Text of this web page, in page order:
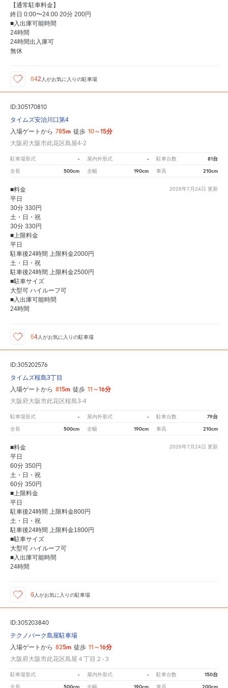
【通常駐車料金】
終日 0:00〜24:00 20分 200円
■入出庫可能時間
24時間
24時間出入庫可
無休
842 人がお気に入りの駐車場
ID:305170810
タイムズ安治川口第4
入場ゲートから 785m 徒歩 10～15分
大阪府大阪市此花区島屋4-2
駐車場形式 - 屋内外形式 - 駐車台数 81台
全長 500cm 全幅 190cm 車高 210cm
2026年7月24日 更新
■料金
平日
30分 330円
土・日・祝
30分 330円
■上限料金
平日
駐車後24時間 上限料金2000円
土・日・祝
駐車後24時間 上限料金2500円
■駐車サイズ
大型可 ハイルーフ可
■入出庫可能時間
24時間
64 人がお気に入りの駐車場
ID:305202576
タイムズ桜島3丁目
入場ゲートから 815m 徒歩 11～16分
大阪府大阪市此花区桜島3-4
駐車場形式 - 屋内外形式 - 駐車台数 79台
全長 500cm 全幅 190cm 車高 210cm
2026年7月24日 更新
■料金
平日
60分 350円
土・日・祝
60分 350円
■上限料金
平日
駐車後24時間 上限料金800円
土・日・祝
駐車後24時間 上限料金1800円
■駐車サイズ
大型可 ハイルーフ可
■入出庫可能時間
24時間
6 人がお気に入りの駐車場
ID:305203840
テクノパーク島屋駐車場
入場ゲートから 825m 徒歩 11～16分
大阪府大阪市此花区島屋４丁目２‐３
駐車場形式 - 屋内外形式 - 駐車台数 150台
全長 全幅 車高